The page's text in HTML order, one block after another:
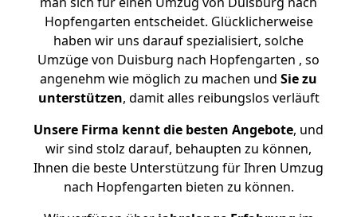
Hopfengarten entscheidet. Glücklicherweise
haben wir uns darauf spezialisiert, solche
Umzüge von Duisburg nach Hopfengarten , so
angenehm wie möglich zu machen und Sie zu
unterstützen, damit alles reibungslos verläuft
Unsere Firma kennt die besten Angebote, und
wir sind stolz darauf, behaupten zu können,
Ihnen die beste Unterstützung für Ihren Umzug
nach Hopfengarten bieten zu können.